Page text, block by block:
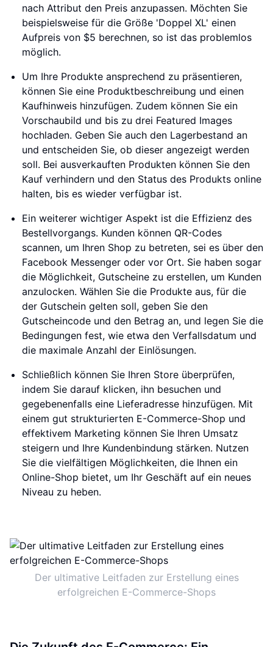
nach Attribut den Preis anzupassen. Möchten Sie
beispielsweise für die Größe 'Doppel XL' einen
Aufpreis von $5 berechnen, so ist das problemlos
möglich.
Um Ihre Produkte ansprechend zu präsentieren,
können Sie eine Produktbeschreibung und einen
Kaufhinweis hinzufügen. Zudem können Sie ein
Vorschaubild und bis zu drei Featured Images
hochladen. Geben Sie auch den Lagerbestand an
und entscheiden Sie, ob dieser angezeigt werden
soll. Bei ausverkauften Produkten können Sie den
Kauf verhindern und den Status des Produkts online
halten, bis es wieder verfügbar ist.
Ein weiterer wichtiger Aspekt ist die Effizienz des
Bestellvorgangs. Kunden können QR-Codes
scannen, um Ihren Shop zu betreten, sei es über den
Facebook Messenger oder vor Ort. Sie haben sogar
die Möglichkeit, Gutscheine zu erstellen, um Kunden
anzulocken. Wählen Sie die Produkte aus, für die
der Gutschein gelten soll, geben Sie den
Gutscheincode und den Betrag an, und legen Sie die
Bedingungen fest, wie etwa den Verfallsdatum und
die maximale Anzahl der Einlösungen.
Schließlich können Sie Ihren Store überprüfen,
indem Sie darauf klicken, ihn besuchen und
gegebenenfalls eine Lieferadresse hinzufügen. Mit
einem gut strukturierten E-Commerce-Shop und
effektivem Marketing können Sie Ihren Umsatz
steigern und Ihre Kundenbindung stärken. Nutzen
Sie die vielfältigen Möglichkeiten, die Ihnen ein
Online-Shop bietet, um Ihr Geschäft auf ein neues
Niveau zu heben.
Der ultimative Leitfaden zur Erstellung eines
erfolgreichen E-Commerce-Shops